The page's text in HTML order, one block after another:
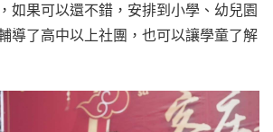
如果可以還不錯，安排到小學、幼兒園
導了高中以上社團，也可以讓學童了解